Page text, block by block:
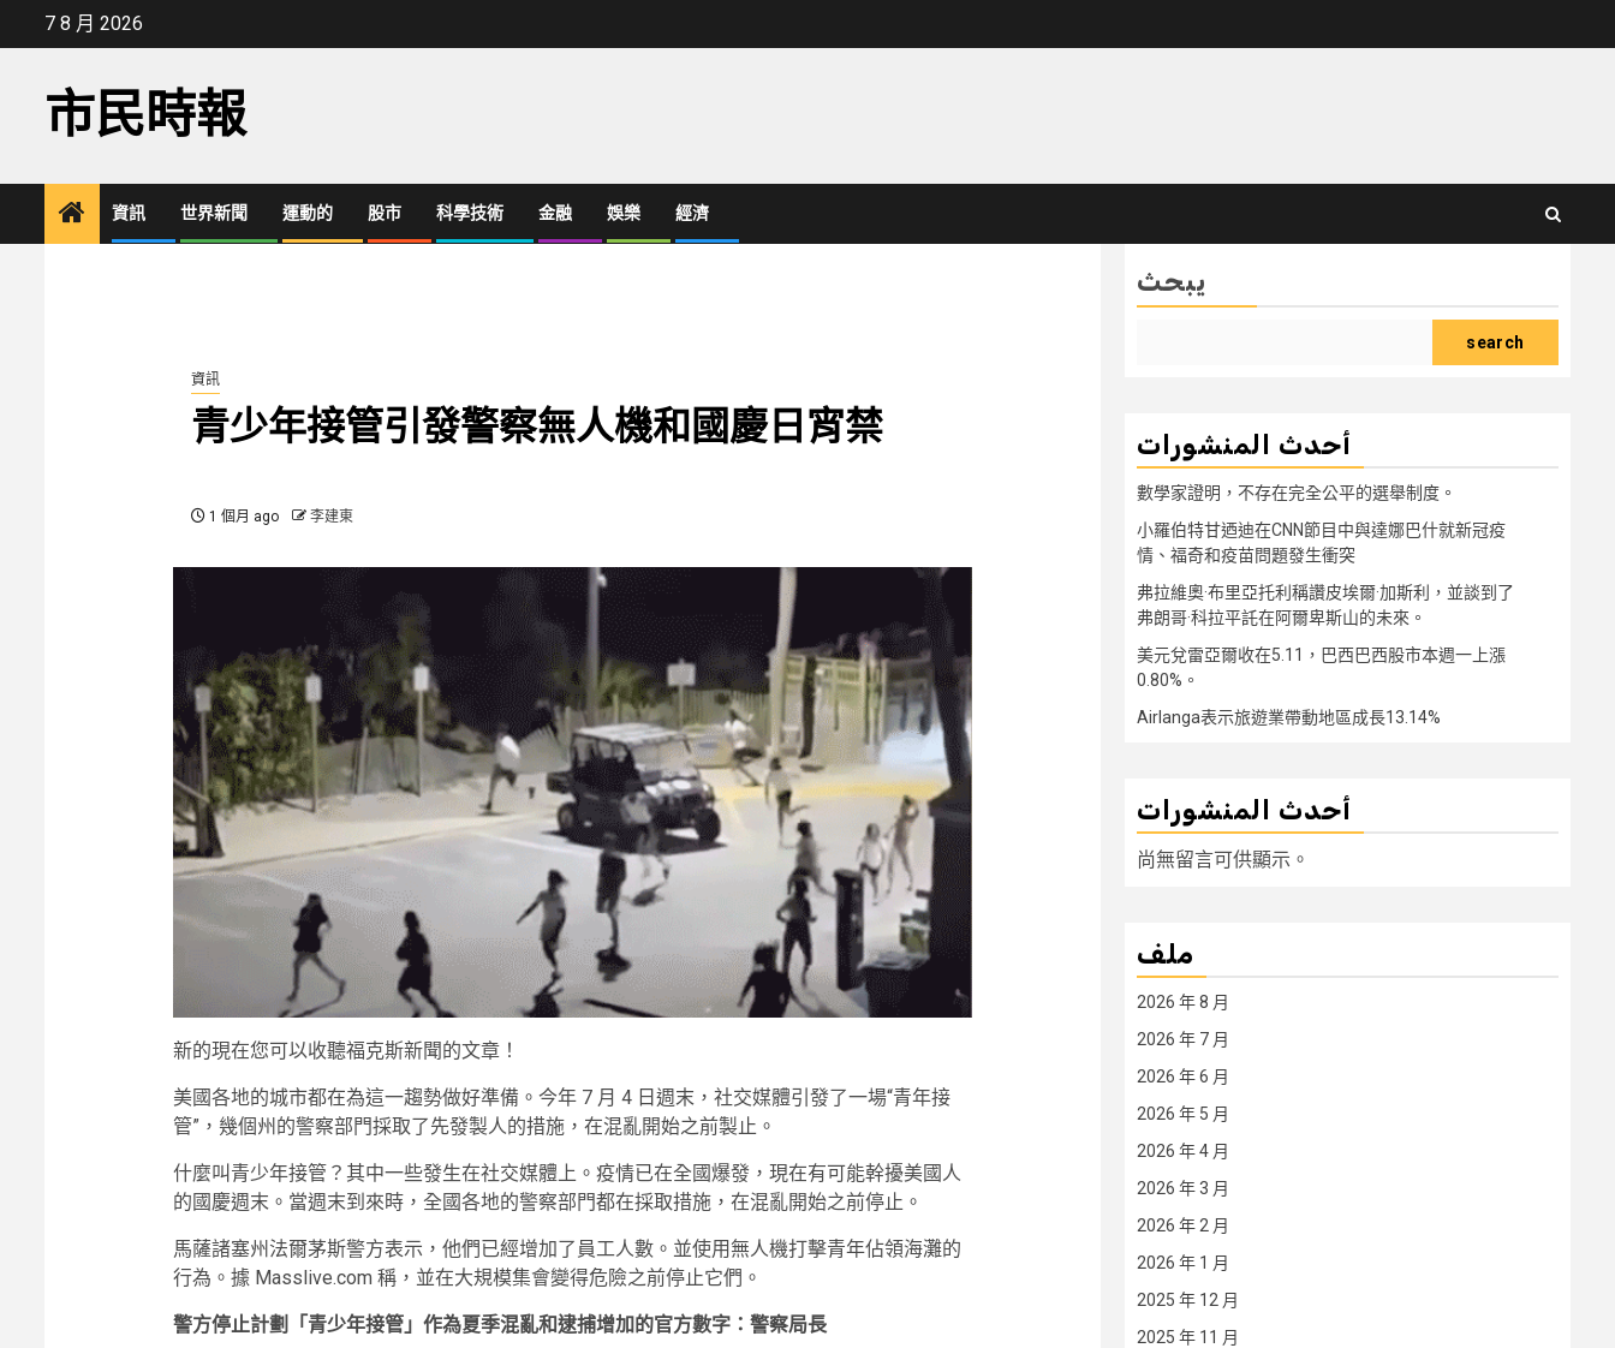
7 8 月 2026
市民時報
資訊 世界新聞 運動的 股市 科學技術 金融 娛樂 經濟
資訊
青少年接管引發警察無人機和國慶日宵禁
1 個月 ago 李建東
新的現在您可以收聽福克斯新聞的文章！
美國各地的城市都在為這一趨勢做好準備。今年 7 月 4 日週末，社交媒體引發了一場“青年接
管”，幾個州的警察部門採取了先發製人的措施，在混亂開始之前製止。
什麼叫青少年接管？其中一些發生在社交媒體上。疫情已在全國爆發，現在有可能幹擾美國人
的國慶週末。當週末到來時，全國各地的警察部門都在採取措施，在混亂開始之前停止。
馬薩諸塞州法爾茅斯警方表示，他們已經增加了員工人數。並使用無人機打擊青年佔領海灘的
行為。據 Masslive.com 稱，並在大規模集會變得危險之前停止它們。
警方停止計劃「青少年接管」作為夏季混亂和逮捕增加的官方數字：警察局長
يبحث
search
أحدث المنشورات
數學家證明，不存在完全公平的選舉制度。
小羅伯特甘迺迪在CNN節目中與達娜巴什就新冠疫
情、福奇和疫苗問題發生衝突
弗拉維奧·布里亞托利稱讚皮埃爾·加斯利，並談到了
弗朗哥·科拉平託在阿爾卑斯山的未來。
美元兌雷亞爾收在5.11，巴西巴西股市本週一上漲
0.80%。
Airlanga表示旅遊業帶動地區成長13.14%
أحدث المنشورات
尚無留言可供顯示。
ملف
2026 年 8 月
2026 年 7 月
2026 年 6 月
2026 年 5 月
2026 年 4 月
2026 年 3 月
2026 年 2 月
2026 年 1 月
2025 年 12 月
2025 年 11 月